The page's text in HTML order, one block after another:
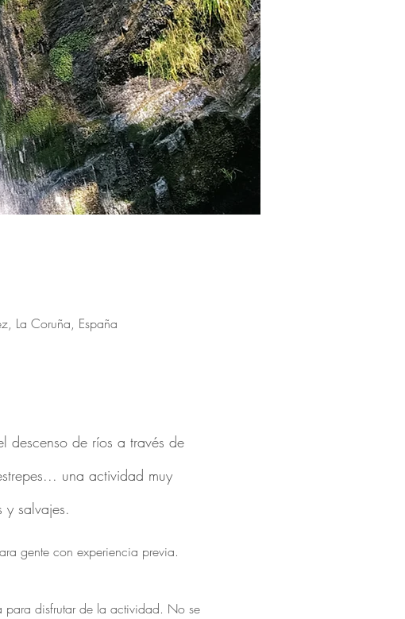
La Coruña, España
descenso de ríos a través de
una actividad muy
y salvajes.
gente con experiencia previa.
disfrutar de la actividad. No se